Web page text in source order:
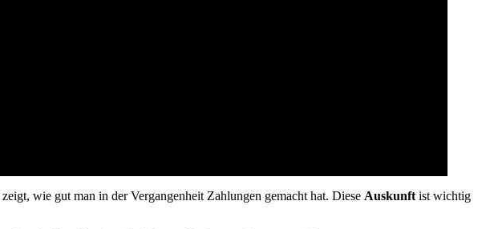
zeigt, wie gut man in der Vergangenheit Zahlungen gemacht hat. Diese Auskunft ist wichtig